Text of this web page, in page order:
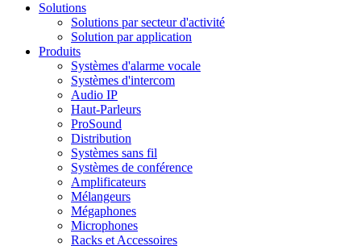
Solutions
Solutions par secteur d'activité
Solution par application
Produits
Systèmes d'alarme vocale
Systèmes d'intercom
Audio IP
Haut-Parleurs
ProSound
Distribution
Systèmes sans fil
Systèmes de conférence
Amplificateurs
Mélangeurs
Mégaphones
Microphones
Racks et Accessoires